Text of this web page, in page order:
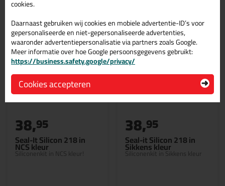
Seal-It Silicon 218 in
NCS kleur
Siliconenkit in NCS kleur!
38,95
Seal-it Silicon 218 in
Sikkens kleur
Siliconenkit in Sikkens kleur
38,95
cookies.
Daarnaast gebruiken wij cookies en mobiele advertentie-ID’s voor
gepersonaliseerde en niet-gepersonaliseerde advertenties,
waaronder advertentiepersonalisatie via partners zoals Google.
Meer informatie over hoe Google persoonsgegevens gebruikt:
https://business.safety.google/privacy/
Cookies accepteren